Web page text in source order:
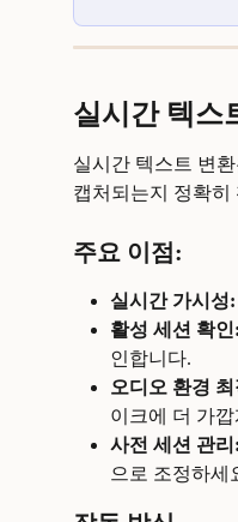
실시간 텍스
실시간 텍스트 변
캡처되는지 정확히
주요 이점:
실시간 가시성:
활성 세션 확인:
인합니다.
오디오 환경
이크에 더 가
사전 세션 관리:
으로 조정하세